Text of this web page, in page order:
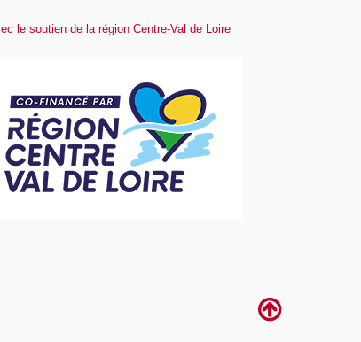
le soutien de la région Centre-Val de Loire